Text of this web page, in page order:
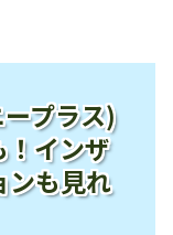
プラス)
！インザ
ンも見れ